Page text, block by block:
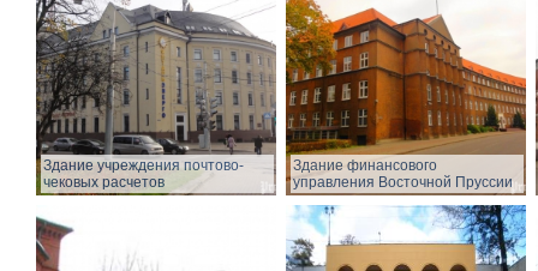
Здание учреждения почтово-
чековых расчетов
Здание финансового
управления Восточной Пруссии